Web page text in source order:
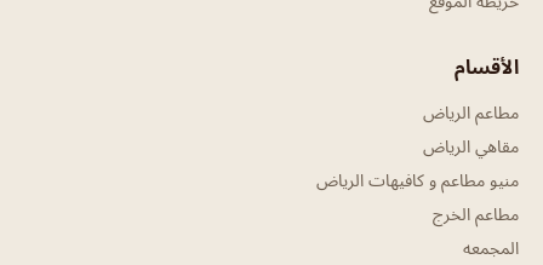
الأقسام
مطاعم الرياض
مقاهي الرياض
منيو مطاعم و كافيهات الرياض
مطاعم الخرج
المجمعه